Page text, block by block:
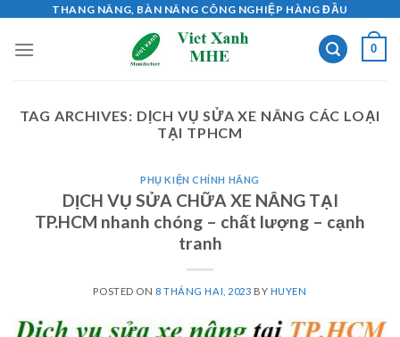
content
THANG NÂNG, BÀN NÂNG CÔNG NGHIỆP HÀNG ĐẦU
0
TAG ARCHIVES: DỊCH VỤ SỬA XE NÂNG CÁC LOẠI
TẠI TPHCM
PHỤ KIỆN CHÍNH HÃNG
DỊCH VỤ SỬA CHỮA XE NÂNG TẠI
TP.HCM nhanh chóng – chất lượng – cạnh
tranh
POSTED ON 8 THÁNG HAI, 2023 BY HUYEN